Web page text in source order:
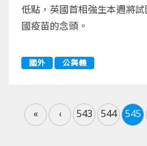
低點，英國首相強生本週將
國疫苗的念頭。
國外 公與義
« ‹ 543 544 545